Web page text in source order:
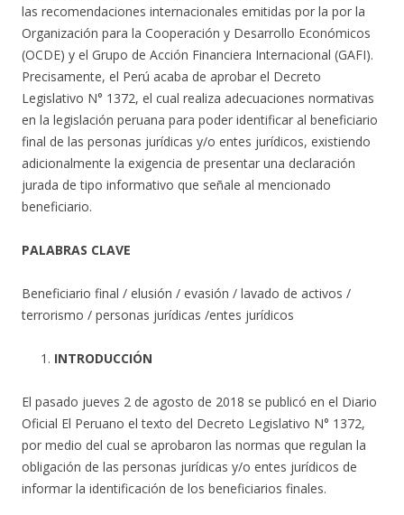
las recomendaciones internacionales emitidas por la por la
Organización para la Cooperación y Desarrollo Económicos
(OCDE) y el Grupo de Acción Financiera Internacional (GAFI).
Precisamente, el Perú acaba de aprobar el Decreto
Legislativo N° 1372, el cual realiza adecuaciones normativas
en la legislación peruana para poder identificar al beneficiario
final de las personas jurídicas y/o entes jurídicos, existiendo
adicionalmente la exigencia de presentar una declaración
jurada de tipo informativo que señale al mencionado
beneficiario.
PALABRAS CLAVE
Beneficiario final / elusión / evasión / lavado de activos /
terrorismo / personas jurídicas /entes jurídicos
INTRODUCCIÓN
El pasado jueves 2 de agosto de 2018 se publicó en el Diario
Oficial El Peruano el texto del Decreto Legislativo N° 1372,
por medio del cual se aprobaron las normas que regulan la
obligación de las personas jurídicas y/o entes jurídicos de
informar la identificación de los beneficiarios finales.